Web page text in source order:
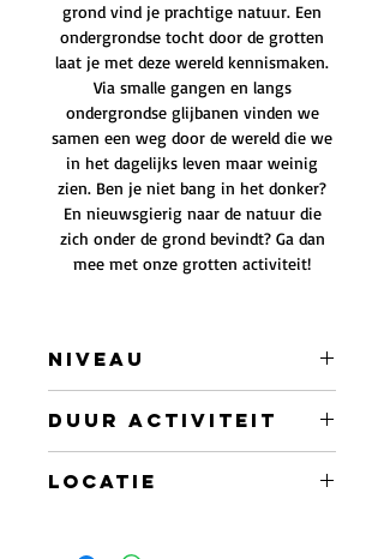
grond vind je prachtige natuur. Een
ondergrondse tocht door de grotten
laat je met deze wereld kennismaken.
Via smalle gangen en langs
ondergrondse glijbanen vinden we
samen een weg door de wereld die we
in het dagelijks leven maar weinig
zien. Ben je niet bang in het donker?
En nieuwsgierig naar de natuur die
zich onder de grond bevindt? Ga dan
mee met onze grotten activiteit!
Niveau
Duur activiteit
Locatie